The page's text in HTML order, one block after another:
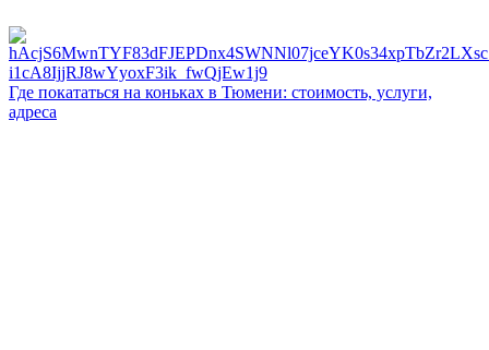
Где покататься на коньках в Тюмени: стоимость, услуги,
адреса